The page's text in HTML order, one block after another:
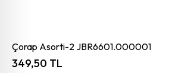
Çorap Asorti-2 JBR6601.000001
349,50 TL